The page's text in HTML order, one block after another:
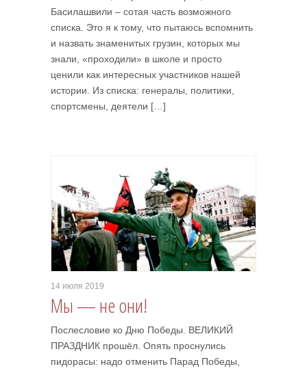
Басилашвили – сотая часть возможного
списка. Это я к тому, что пытаюсь вспомнить
и назвать знаменитых грузин, которых мы
знали, «проходили» в школе и просто
ценили как интересных участников нашей
истории. Из списка: генералы, политики,
спортсмены, деятели […]
14 июля 2019
Мы — не они!
Послесловие ко Дню Победы. ВЕЛИКИЙ
ПРАЗДНИК прошёл. Опять проснулись
пидорасы: надо отменить Парад Победы,